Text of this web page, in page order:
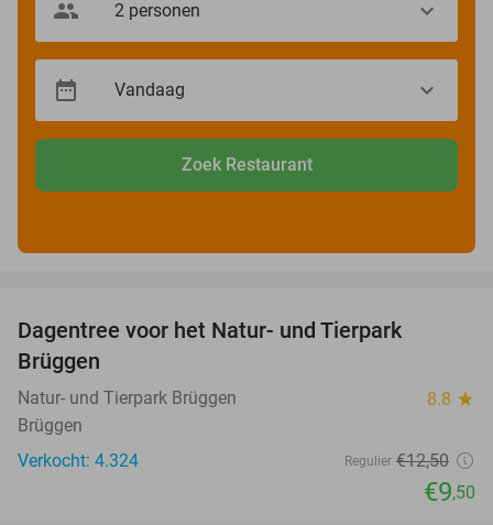
Zoek Restaurant
Dagentree voor het Natur- und Tierpark
Brüggen
Natur- und Tierpark Brüggen 8.8 star
Brüggen
Verkocht: 4.324
Regulier €12,50
€9,50